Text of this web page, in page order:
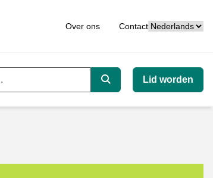
Over ons ContactTaal
Zoeken
Lid worden